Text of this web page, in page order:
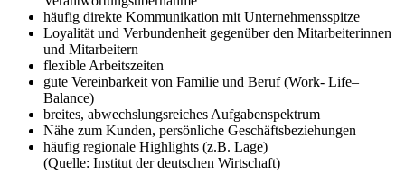
häufig direkte Kommunikation mit Unternehmensspitze
Loyalität und Verbundenheit gegenüber den Mitarbeiterinnen
und Mitarbeitern
flexible Arbeitszeiten
gute Vereinbarkeit von Familie und Beruf (Work- Life–
Balance)
breites, abwechslungsreiches Aufgabenspektrum
Nähe zum Kunden, persönliche Geschäftsbeziehungen
häufig regionale Highlights (z.B. Lage)
(Quelle: Institut der deutschen Wirtschaft)